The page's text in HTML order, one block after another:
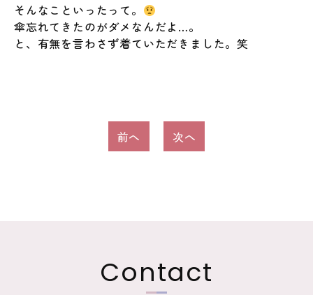
そんなこといったって。
傘忘れてきたのがダメなんだよ…。
と、有無を言わさず着ていただきました。笑
前へ 次へ
Contact